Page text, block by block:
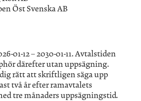
Öst Svenska AB
01-12 – 2030-01-11. Avtalstiden
därefter utan uppsägning.
rätt att skriftligen säga upp
två år efter ramavtalets
tre månaders uppsägningstid.